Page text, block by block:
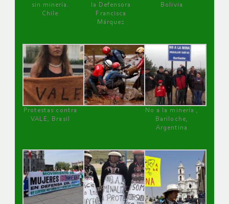
sin minería.
Chile
la Defensora
Francisca
Márquez
Bolivia
Protestas contra
VALE, Brasil
No a la minería ,
Bariloche,
Argentina